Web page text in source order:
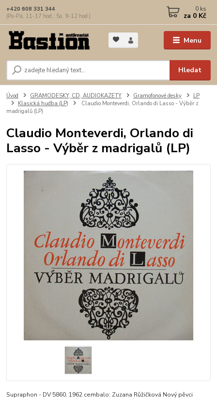
Menu
Hledat
+420 608 331 344
(Po-Pá, 11-17 hod.; So, 9-12 hod.)
0 ks
za 0 Kč
Úvod GRAMODESKY, CD, AUDIOKAZETY Gramofonové desky
LP
Klasická hudba (LP)
Claudio Monteverdi, Orlando di Lasso - Výběr z
madrigalů (LP)
Claudio Monteverdi, Orlando di
Lasso - Výběr z madrigalů (LP)
Supraphon - DV 5860, 1962 cembalo: Zuzana Růžičková Nový pěvci